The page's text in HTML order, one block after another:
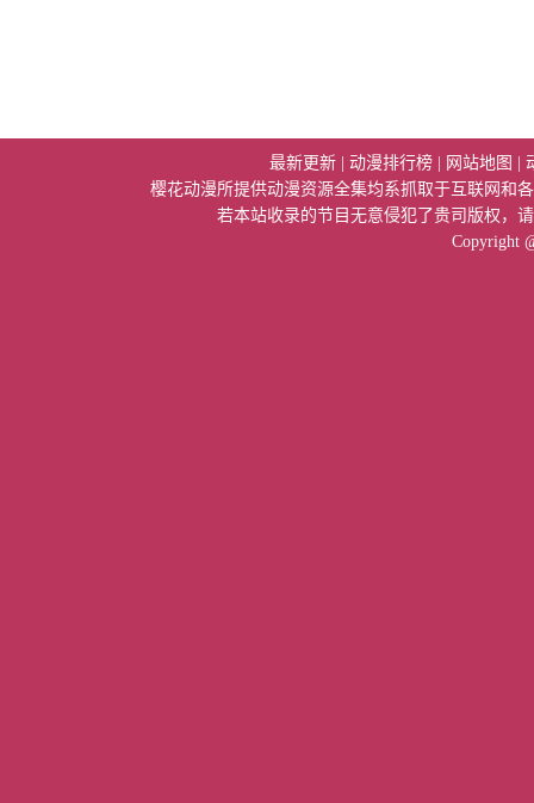
最新更新 动漫排行榜 网站地图
樱花动漫所提供动漫资源全集均系抓取于互联网和
若本站收录的节目无意侵犯了贵司版权，
Copyright